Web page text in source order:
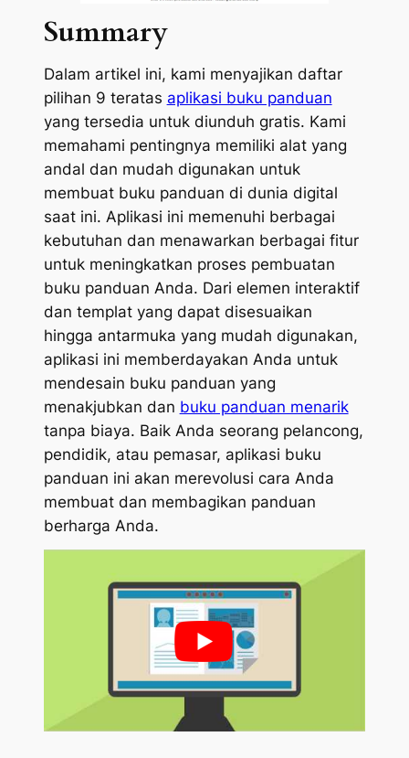
Summary
Dalam artikel ini, kami menyajikan daftar
pilihan 9 teratas aplikasi buku panduan
yang tersedia untuk diunduh gratis. Kami
memahami pentingnya memiliki alat yang
andal dan mudah digunakan untuk
membuat buku panduan di dunia digital
saat ini. Aplikasi ini memenuhi berbagai
kebutuhan dan menawarkan berbagai fitur
untuk meningkatkan proses pembuatan
buku panduan Anda. Dari elemen interaktif
dan templat yang dapat disesuaikan
hingga antarmuka yang mudah digunakan,
aplikasi ini memberdayakan Anda untuk
mendesain buku panduan yang
menakjubkan dan buku panduan menarik
tanpa biaya. Baik Anda seorang pelancong,
pendidik, atau pemasar, aplikasi buku
panduan ini akan merevolusi cara Anda
membuat dan membagikan panduan
berharga Anda.